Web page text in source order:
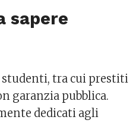
sapere
tra cui prestiti
garanzia pubblica.
dedicati agli